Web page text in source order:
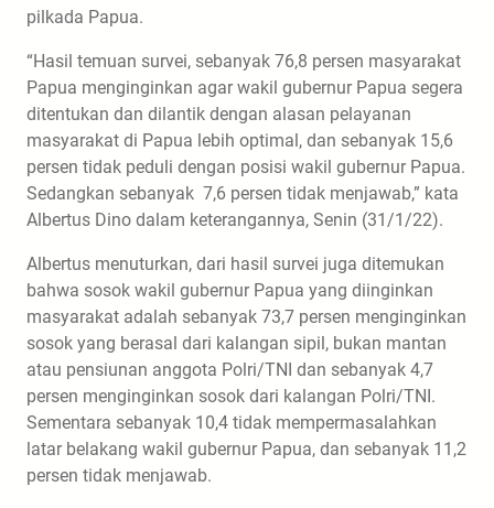
pilkada Papua.
“Hasil temuan survei, sebanyak 76,8 persen masyarakat
Papua menginginkan agar wakil gubernur Papua segera
ditentukan dan dilantik dengan alasan pelayanan
masyarakat di Papua lebih optimal, dan sebanyak 15,6
persen tidak peduli dengan posisi wakil gubernur Papua.
Sedangkan sebanyak 7,6 persen tidak menjawab,” kata
Albertus Dino dalam keterangannya, Senin (31/1/22).
Albertus menuturkan, dari hasil survei juga ditemukan
bahwa sosok wakil gubernur Papua yang diinginkan
masyarakat adalah sebanyak 73,7 persen menginginkan
sosok yang berasal dari kalangan sipil, bukan mantan
atau pensiunan anggota Polri/TNI dan sebanyak 4,7
persen menginginkan sosok dari kalangan Polri/TNI.
Sementara sebanyak 10,4 tidak mempermasalahkan
latar belakang wakil gubernur Papua, dan sebanyak 11,2
persen tidak menjawab.